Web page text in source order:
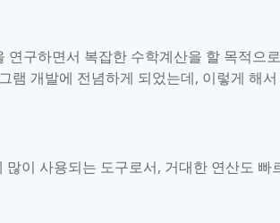
연구하면서 복잡한 수학계산을 할 목적으로
램 개발에 전념하게 되었는데, 이렇게 해서
많이 사용되는 도구로서, 거대한 연산도 빠